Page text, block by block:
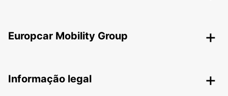
Europcar Mobility Group
Informação legal